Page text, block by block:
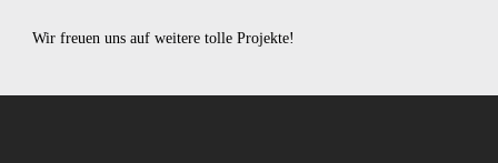
Wir freuen uns auf weitere tolle Projekte!